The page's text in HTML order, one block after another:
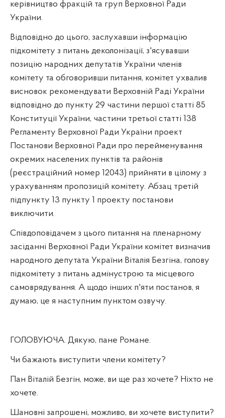
керівництво фракцій та груп Верховної Ради
України.
Відповідно до цього, заслухавши інформацію
підкомітету з питань деколонізації, з'ясувавши
позицію народних депутатів України членів
комітету та обговоривши питання, комітет ухвалив
висновок рекомендувати Верховній Раді України
відповідно до пункту 29 частини першої статті 85
Конституції України, частини третьої статті 138
Регламенту Верховної Ради України проект
Постанови Верховної Ради про перейменування
окремих населених пунктів та районів
(реєстраційний номер 12043) прийняти в цілому з
урахуванням пропозицій комітету. Абзац третій
підпункту 13 пункту 1 проекту постанови
виключити.
Співдоповідачем з цього питання на пленарному
засіданні Верховної Ради України комітет визначив
народного депутата України Віталія Безгіна, голову
підкомітету з питань адмінустрою та місцевого
самоврядування. А щодо інших п'яти постанов, я
думаю, це я наступним пунктом озвучу.
ГОЛОВУЮЧА. Дякую, пане Романе.
Чи бажають виступити члени комітету?
Пан Віталій Безгін, може, ви ще раз хочете? Ніхто не
хочете.
Шановні запрошені, можливо, ви хочете виступити?